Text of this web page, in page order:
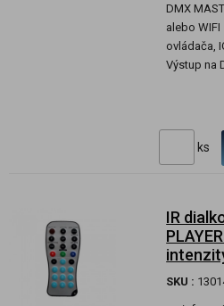
DMX
alebo
ovládača,
Výstup na
ks
IR
SKU :